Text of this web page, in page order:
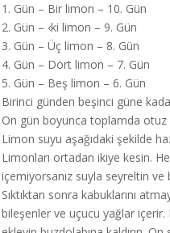
1. Gün – Bir limon – 10. Gün
2. Gün – ‹ki limon – 9. Gün
3. Gün – Üç limon – 8. Gün
4. Gün – Dört limon – 7. Gün
5. Gün – Beş limon – 6. Gün
Birinci günden beşinci güne
On gün boyunca toplamda
Limon suyu aşağıdaki şekilde
Limonları ortadan ikiye kesin.
içemiyorsanız suyla seyreltin ve
Sıktıktan sonra kabuklarını
bileşenler ve uçucu yağlar